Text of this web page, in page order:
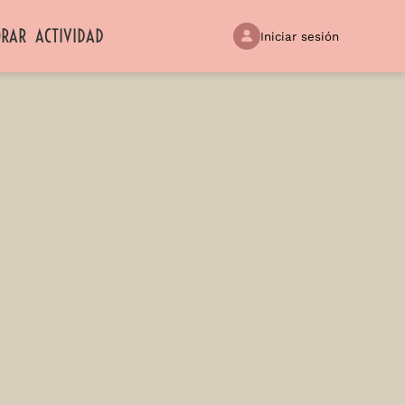
ACTIVIDAD Iniciar sesión